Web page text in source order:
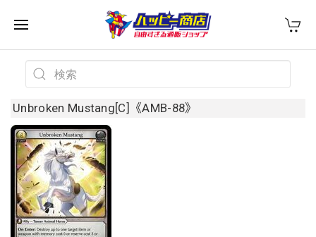
Unbroken Mustang[C]《AMB-88》